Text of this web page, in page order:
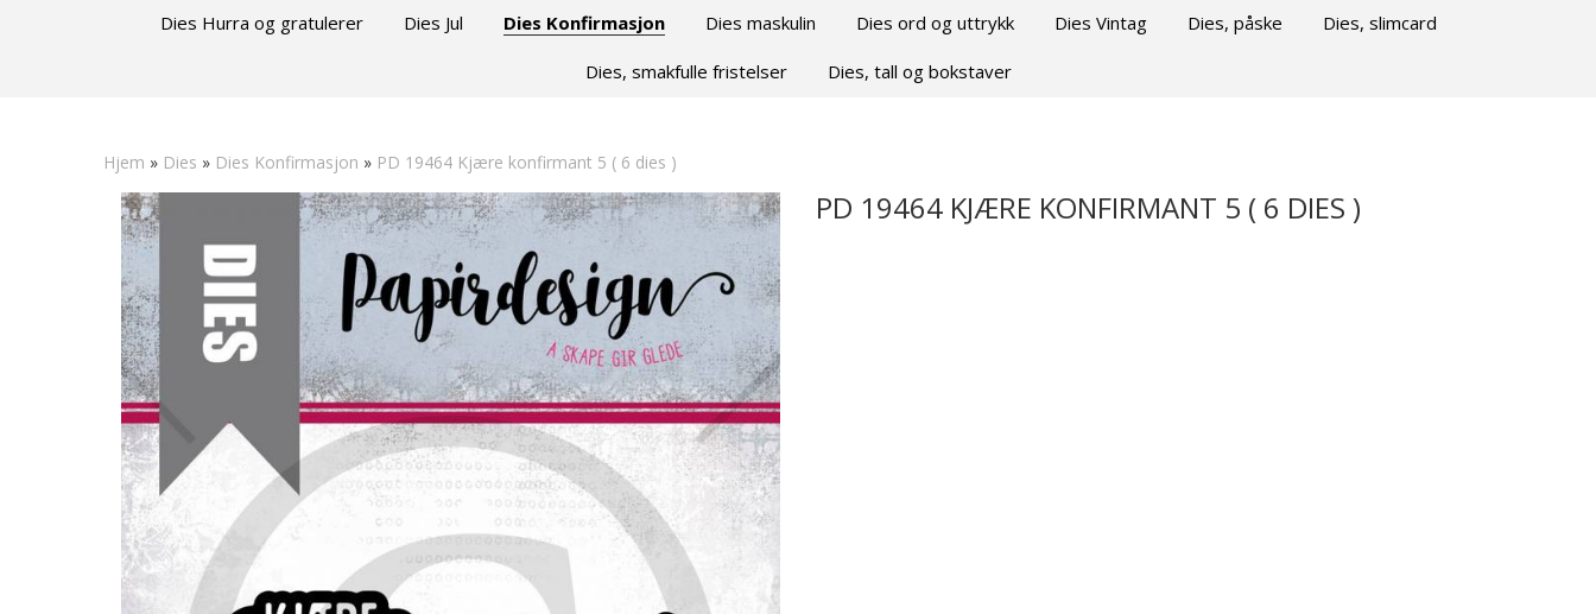
Dies Hurra og gratulerer Dies Jul Dies Konfirmasjon Dies maskulin Dies ord og uttrykk Dies Vintag Dies, påske Dies, slimcard
Dies, smakfulle fristelser Dies, tall og bokstaver
Hjem » Dies » Dies Konfirmasjon » PD 19464 Kjære konfirmant 5 ( 6 dies )
PD 19464 KJÆRE KONFIRMANT 5 ( 6 DIES )
Trykk ENTER for å søke